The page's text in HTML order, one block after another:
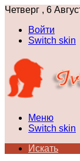
Четверг , 6
Войти
Switch skin
Меню
Switch skin
Искать